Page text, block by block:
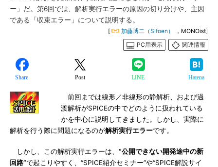
ー」だ。第6回では、解析実行エラーの原因の切り分けや、主因
である「収束エラー」について説明する。
[ 加藤博二（Sifoen）
，MONOist]
PC用表示
関連情報
Share Post LINE Hatena
前回までは線形／非線形の静解析、および過
渡解析がSPICEの中でどのように扱われている
かを中心に説明してきました。しかし、実際に
解析を行う際に問題になるのが解析実行エラーです。
しかし、この解析実行エラーは、 “公開できない開発途中の新
回路”で起こりやすく、“SPICE紹介セミナー”や“SPICE解説サイ